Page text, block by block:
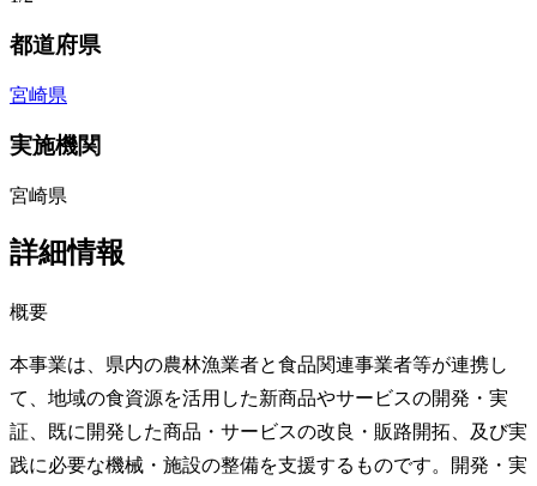
都道府県
宮崎県
実施機関
宮崎県
詳細情報
概要
本事業は、県内の農林漁業者と食品関連事業者等が連携し
て、地域の食資源を活用した新商品やサービスの開発・実
証、既に開発した商品・サービスの改良・販路開拓、及び実
践に必要な機械・施設の整備を支援するものです。開発・実